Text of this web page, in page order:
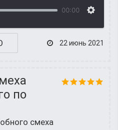
00:00
22 июнь 2021
по
смеха